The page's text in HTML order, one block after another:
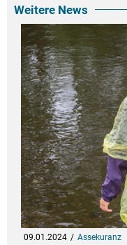
Weitere News
09.01.2024 Assekuranz